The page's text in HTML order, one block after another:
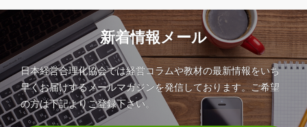
新着情報メール
日本経営合理化協会では経営コラムや教材の最新情報をいち
早くお届けするメールマガジンを発信しております。ご希望
の方は下記よりご登録下さい。